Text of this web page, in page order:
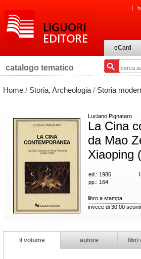
eCard
catalogo tematico
Home / Storia, Archeologia / Storia
Luciano Pignataro
La Cina
da Mao
Xiaoping
ed.: 1986
pp.: 164
libro a stampa
invece di 30,00
il volume autore libri